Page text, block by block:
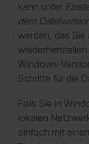
kann unter
dem
werden, das Sie
Windows-
Schritte für die
Falls Sie in
lokalen
einfach mit